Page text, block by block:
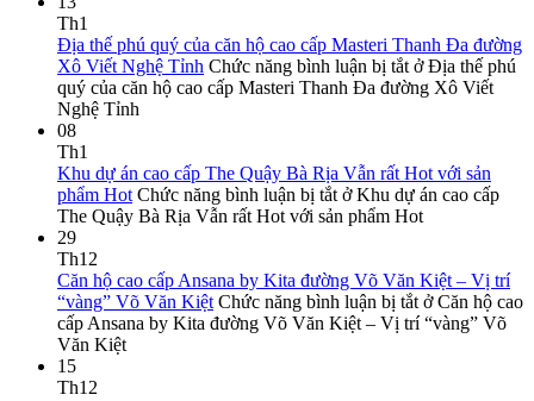
Th1
Địa thế phú quý của căn hộ cao cấp Masteri Thanh Đa đường
Xô Viết Nghệ Tỉnh Chức năng bình luận bị tắt ở Địa thế phú
quý của căn hộ cao cấp Masteri Thanh Đa đường Xô Viết
Nghệ Tỉnh
08
Th1
Khu dự án cao cấp The Quậy Bà Rịa Vẫn rất Hot với sản
phẩm Hot Chức năng bình luận bị tắt ở Khu dự án cao cấp
The Quậy Bà Rịa Vẫn rất Hot với sản phẩm Hot
29
Th12
Căn hộ cao cấp Ansana by Kita đường Võ Văn Kiệt – Vị trí
“vàng” Võ Văn Kiệt Chức năng bình luận bị tắt ở Căn hộ cao
cấp Ansana by Kita đường Võ Văn Kiệt – Vị trí “vàng” Võ
Văn Kiệt
15
Th12